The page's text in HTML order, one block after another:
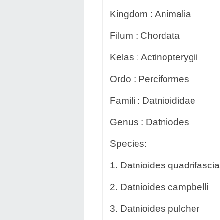
Kingdom : Animalia
Filum : Chordata
Kelas : Actinopterygii
Ordo : Perciformes
Famili : Datnioididae
Genus : Datniodes
Species:
1. Datnioides
2. Datnioides campbelli
3. Datnioides pulcher